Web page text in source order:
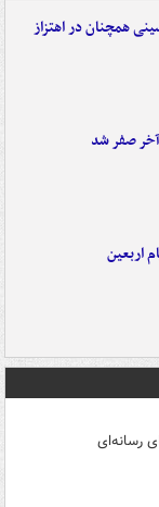
همچنان در اهتزاز
صفر شد
اربعین
رسانه‌ای